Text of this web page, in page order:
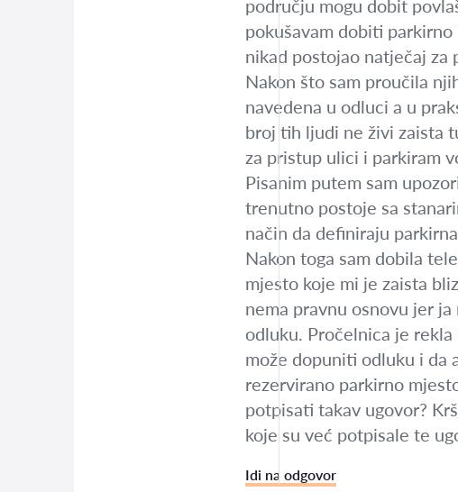
području mogu dobit
pokušavam dobiti
nikad postojao natječaj za
Nakon što sam proučila
navedena u odluci a u
broj tih ljudi ne živi zaista
za pristup ulici i parkiram
Pisanim putem sam
trenutno postoje sa
način da definiraju
Nakon toga sam dobila
mjesto koje mi je zaista
nema pravnu osnovu jer
odluku. Pročelnica je
može dopuniti odluku i da
rezervirano parkirno
potpisati takav ugovor?
koje su već potpisale te
Idi na odgovor